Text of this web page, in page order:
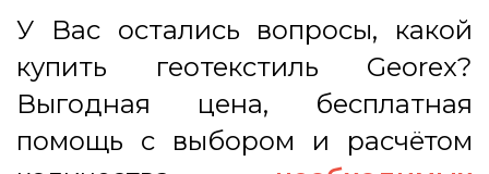
У Вас остались вопросы, какой
купить геотекстиль Georex?
Выгодная цена, бесплатная
помощь с выбором и расчётом